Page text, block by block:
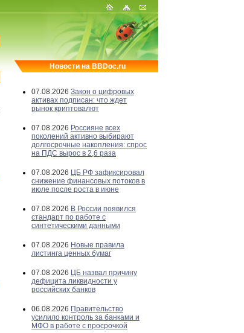
Новости на BBDoc.ru
07.08.2026 Закон о цифровых
активах подписан: что ждет
рынок криптовалют
07.08.2026 Россияне всех
поколений активно выбирают
долгосрочные накопления: спрос
на ПДС вырос в 2,6 раза
07.08.2026 ЦБ РФ зафиксировал
снижение финансовых потоков в
июле после роста в июне
07.08.2026 В России появился
стандарт по работе с
синтетическими данными
07.08.2026 Новые правила
листинга ценных бумаг
07.08.2026 ЦБ назвал причину
дефицита ликвидности у
российских банков
06.08.2026 Правительство
усилило контроль за банками и
МФО в работе с просрочкой